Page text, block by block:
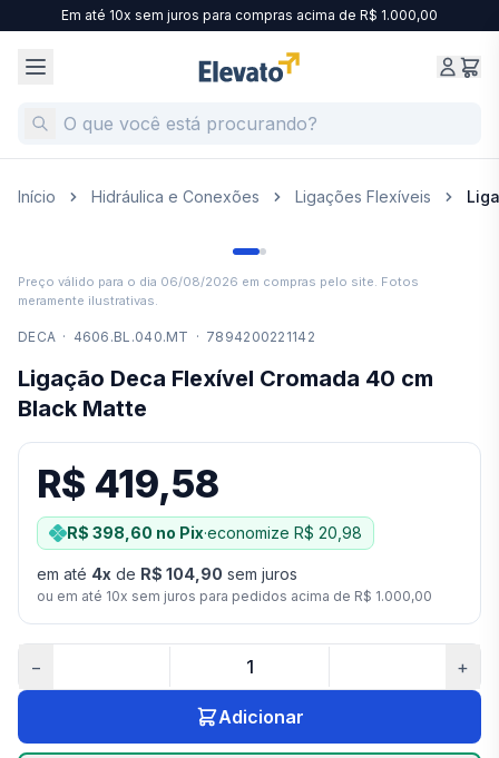
Em até 10x sem juros para compras acima de R$ 1.000,00
Início Hidráulica e Conexões Ligações Flexíveis
Preço válido para o dia 06/08/2026 em compras pelo site. Fotos
meramente ilustrativas.
DECA · 4606.BL.040.MT · 7894200221142
Ligação Deca Flexível Cromada 40 cm
Black Matte
R$ 419,58
R$ 398,60 no Pix·economize R$ 20,98
em até 4x de R$ 104,90 sem juros
ou em até 10x sem juros para pedidos acima de R$ 1.000,00
− +
Adicionar